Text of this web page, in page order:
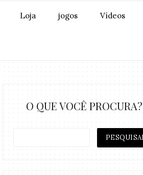
Loja jogos Vídeos
O QUE VOCÊ PROCURA?